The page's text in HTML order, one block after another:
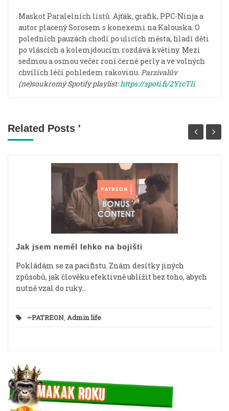
Maskot Paralelních listů. Ajťák, grafik, PPC-Ninja a
autor placený Sorosem s konexemi na Kalouska. O
poledních pauzách chodí po ulicích města, hladí děti
po vláscích a kolemjdoucím rozdává květiny. Mezi
sedmou a osmou večer roní černé perly a ve volných
chvílích léčí pohledem rakovinu. Parzivalův
(ne)soukromý Spotify playlist:https://spoti.fi/2YrcTIi
Related Posts '
Jak jsem neměl lehko na bojišti
Pokládám se za pacifistu. Znám desítky jiných
způsobů, jak člověku efektivně ublížit bez toho, abych
nutně vzal do ruky...
~PATREON, Admin life